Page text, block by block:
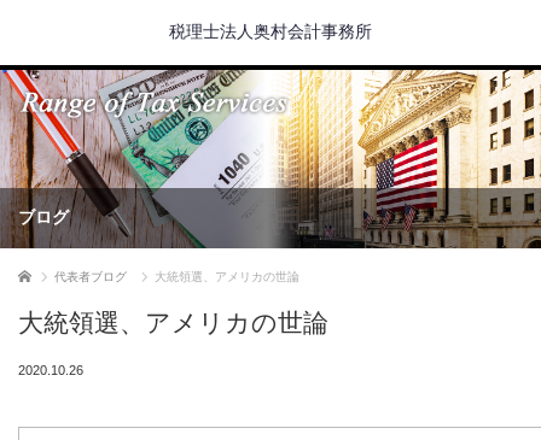
税理士法人奥村会計事務所
ブログ
ホーム 代表者ブログ 大統領選、アメリカの世論
大統領選、アメリカの世論
2020.10.26